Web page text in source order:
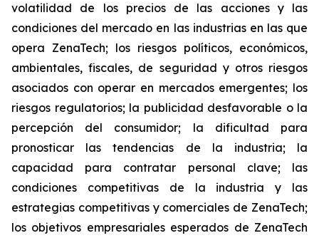
volatilidad de los precios de las acciones y las
condiciones del mercado en las industrias en las que
opera ZenaTech; los riesgos políticos, económicos,
ambientales, fiscales, de seguridad y otros riesgos
asociados con operar en mercados emergentes; los
riesgos regulatorios; la publicidad desfavorable o la
percepción del consumidor; la dificultad para
pronosticar las tendencias de la industria; la
capacidad para contratar personal clave; las
condiciones competitivas de la industria y las
estrategias competitivas y comerciales de ZenaTech;
los objetivos empresariales esperados de ZenaTech